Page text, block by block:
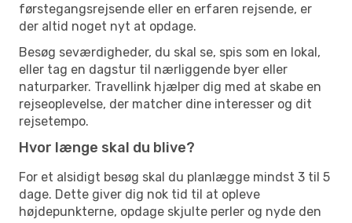
førstegangsrejsende eller en erfaren rejsende, er
der altid noget nyt at opdage.
Besøg seværdigheder, du skal se, spis som en lokal,
eller tag en dagstur til nærliggende byer eller
naturparker. Travellink hjælper dig med at skabe en
rejseoplevelse, der matcher dine interesser og dit
rejsetempo.
Hvor længe skal du blive?
For et alsidigt besøg skal du planlægge mindst 3 til 5
dage. Dette giver dig nok tid til at opleve
højdepunkterne, opdage skjulte perler og nyde den